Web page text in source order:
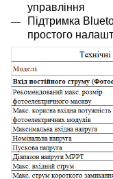
управління
Підтримка
простого